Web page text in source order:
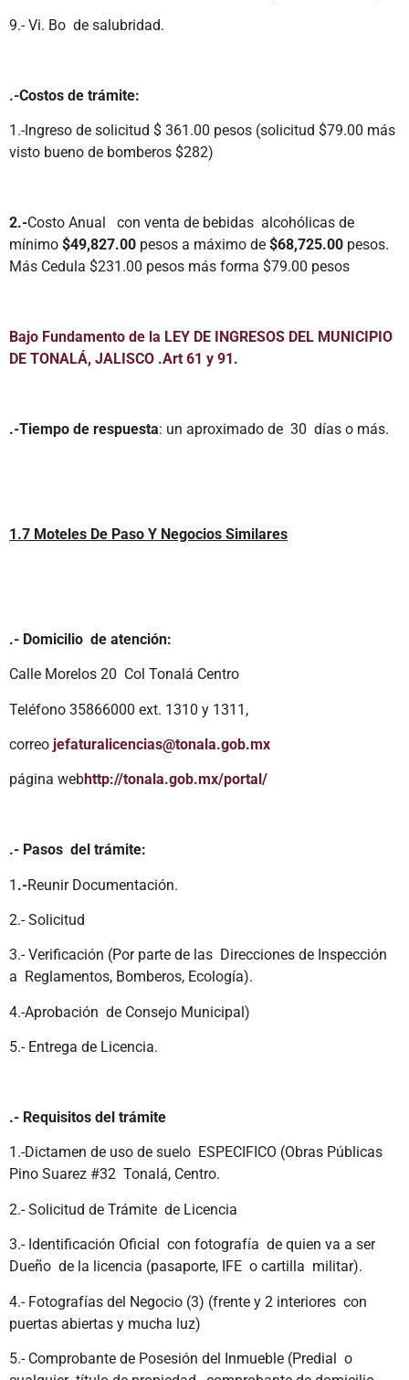
9.- Vi. Bo de salubridad.
.-Costos de trámite:
1.-Ingreso de solicitud $ 361.00 pesos (solicitud $79.00 más
visto bueno de bomberos $282)
2.-Costo Anual con venta de bebidas alcohólicas de
mínimo $49,827.00 pesos a máximo de $68,725.00 pesos.
Más Cedula $231.00 pesos más forma $79.00 pesos
Bajo Fundamento de la LEY DE INGRESOS DEL MUNICIPIO
DE TONALÁ, JALISCO .Art 61 y 91.
.-Tiempo de respuesta: un aproximado de 30 días o más.
1.7 Moteles De Paso Y Negocios Similares
.- Domicilio de atención:
Calle Morelos 20 Col Tonalá Centro
Teléfono 35866000 ext. 1310 y 1311,
correo jefaturalicencias@tonala.gob.mx
página webhttp://tonala.gob.mx/portal/
.- Pasos del trámite:
1 .-Reunir Documentación.
2.- Solicitud
3.- Verificación (Por parte de las Direcciones de Inspección
a Reglamentos, Bomberos, Ecología).
4.-Aprobación de Consejo Municipal)
5.- Entrega de Licencia.
.- Requisitos del trámite
1.-Dictamen de uso de suelo ESPECIFICO (Obras Públicas
Pino Suarez #32 Tonalá, Centro.
2.- Solicitud de Trámite de Licencia
3.- Identificación Oficial con fotografía de quien va a ser
Dueño de la licencia (pasaporte, IFE o cartilla militar).
4.- Fotografías del Negocio (3) (frente y 2 interiores con
puertas abiertas y mucha luz)
5.- Comprobante de Posesión del Inmueble (Predial o